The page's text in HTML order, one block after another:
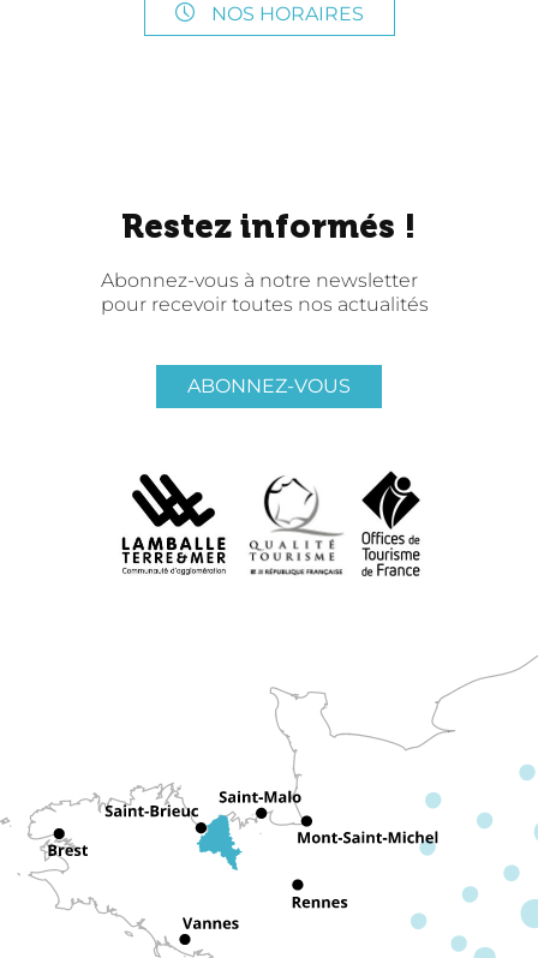
NOS HORAIRES
Restez informés !
Abonnez-vous à notre newsletter
pour recevoir toutes nos actualités
ABONNEZ-VOUS